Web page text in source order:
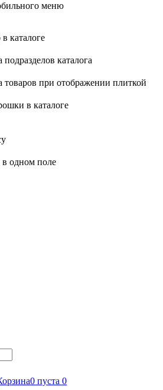
меню
каталоге
каталога
при отображении плиткой
в каталоге
одном поле
0 пуста 0